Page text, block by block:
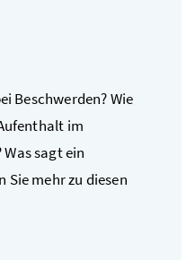
Beschwerden? Wie
im
sagt ein
Sie mehr zu diesen
krank"